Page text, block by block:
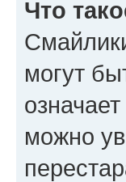
Что
могут
можно